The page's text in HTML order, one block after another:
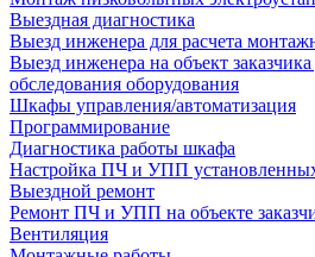
Выездная диагностика
Выезд инженера для расчета
Выезд инженера на объект
обследования оборудования
Шкафы управления/автоматизация
Программирование
Диагностика работы шкафа
Настройка ПЧ и УПП
Выездной ремонт
Ремонт ПЧ и УПП на объекте
Вентиляция